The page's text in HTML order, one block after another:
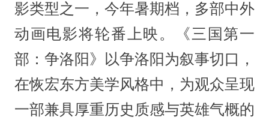
影类型之一，今年暑期档，多部中外
动画电影将轮番上映。《三国第一
部：争洛阳》以争洛阳为叙事切口，
在恢宏东方美学风格中，为观众呈现
一部兼具厚重历史质感与英雄气概的